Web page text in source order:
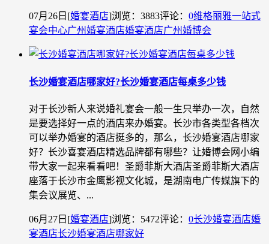
07月26日 [婚宴酒店]浏览：3883评论： 0维格丽雅一站式
宴会中心广州婚宴酒店婚宴酒店广州婚博会
长沙婚宴酒店哪家好?长沙婚宴酒店每桌多少钱
对于长沙新人来说婚礼宴会一般一生只举办一次，自然
是要选择好一点的酒店来办婚宴。长沙市各类型各档次
可以举办婚宴的酒店挺多的，那么，长沙婚宴酒店哪家
好？长沙喜宴酒店精选品牌都有哪些？让婚博会网小编
带大家一起来看看吧！圣爵菲斯大酒店圣爵菲斯大酒店
座落于长沙市金鹰影视文化城，是湖南电广传媒旗下的
集会议展览、...
06月27日 [婚宴酒店]浏览：5472评论： 0长沙婚宴酒店婚
宴酒店长沙婚宴酒店哪家好